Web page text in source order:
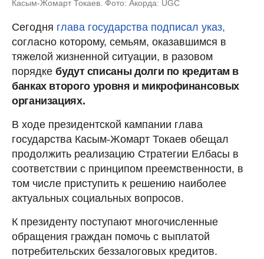
Касым-Жомарт Токаев. Фото: Акорда: UGC
Сегодня глава государства подписал указ,
согласно которому, семьям, оказавшимся в
тяжелой жизненной ситуации, в разовом
порядке будут списаны долги по кредитам в
банках второго уровня и микрофинансовых
организациях.
В ходе президентской кампании глава
государства Касым-Жомарт Токаев обещал
продолжить реализацию Стратегии Елбасы в
соответствии с принципом преемственности, в
том числе приступить к решению наиболее
актуальных социальных вопросов.
К президенту поступают многочисленные
обращения граждан помочь с выплатой
потребительских беззалоговых кредитов.